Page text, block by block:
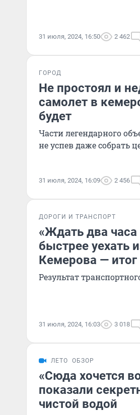
31 июля, 2024, 16:50 2 462
ГОРОД
Не простоял и
самолет в
будет
Части легендарного
не успев даже собрать
31 июля, 2024, 16:09 2 456
ДОРОГИ И ТРАНСПОРТ
«Ждать два
быстрее уехать
Кемерова — итог
Результат
31 июля, 2024, 16:03 3 018
ЛЕТО ОБЗОР
«Сюда хочется
показали
чистой водой